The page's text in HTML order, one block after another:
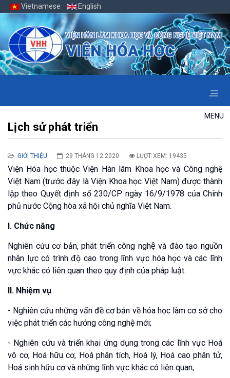
Vietnamese English
MENU
Lịch sử phát triển
GIỚI THIỆU 29 THÁNG 12 2020 LƯỢT XEM: 19435
Viện Hóa học thuộc Viện Hàn lâm Khoa học và Công nghệ
Việt Nam (trước đây là Viện Khoa học Việt Nam) được thành
lập theo Quyết định số 230/CP ngày 16/9/1978 của Chính
phủ nước Cộng hòa xã hội chủ nghĩa Việt Nam.
I. Chức năng
Nghiên cứu cơ bản, phát triển công nghệ và đào tạo nguồn
nhân lực có trình độ cao trong lĩnh vực hóa học và các lĩnh
vực khác có liên quan theo quy định của pháp luật.
II. Nhiệm vụ
- Nghiên cứu những vấn đề cơ bản về hóa học làm cơ sở cho
việc phát triển các hướng công nghệ mới;
- Nghiên cứu và triển khai ứng dụng trong các lĩnh vực Hoá
vô cơ, Hoá hữu cơ, Hoá phân tích, Hoá lý, Hoá cao phân tử,
Hoá sinh hữu cơ và những lĩnh vực khác có liên quan;